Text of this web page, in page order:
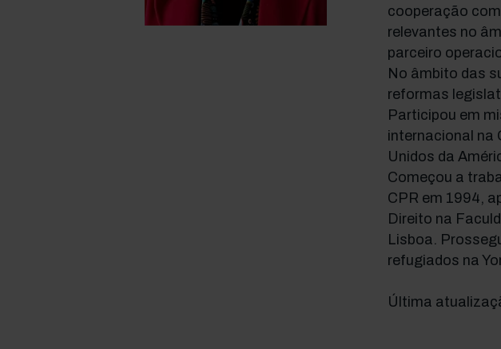
cooperação
relevantes no
parceiro
No âmbito das
reformas
Participou em
internacional na
Unidos da
Começou a
CPR em 1994,
Direito na
Lisboa.
refugiados na
Última